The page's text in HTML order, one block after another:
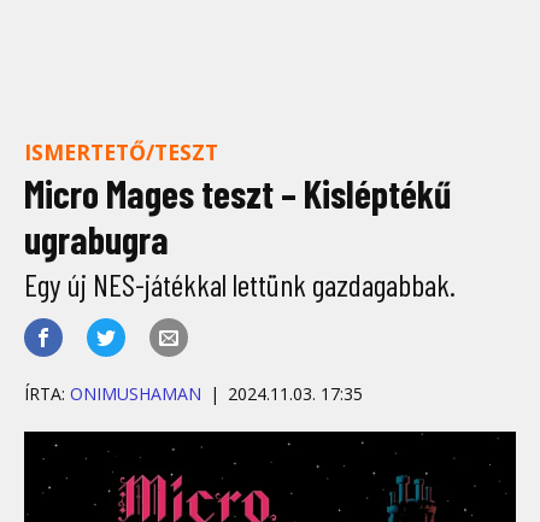
ISMERTETŐ/TESZT
Micro Mages teszt – Kisléptékű
ugrabugra
Egy új NES-játékkal lettünk gazdagabbak.
ÍRTA: ONIMUSHAMAN 2024.11.03. 17:35